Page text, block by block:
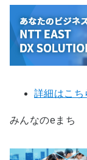
詳細はこち
みんなのeまち